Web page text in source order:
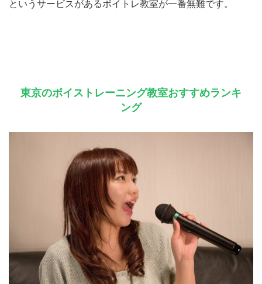
というサービスがあるボイトレ教室が一番無難です。
東京のボイストレーニング教室おすすめランキ
ング